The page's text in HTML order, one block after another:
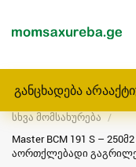
განცხადება
მთავარი მომსახურება
სხვა მომსახურება
Master BCM 191 S –
აორთქლებადი